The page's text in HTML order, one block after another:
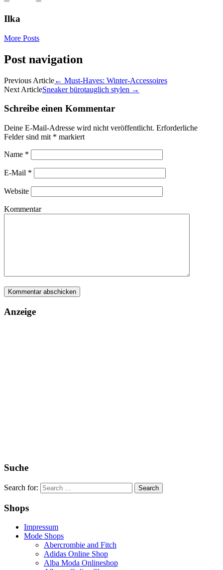
Ilka
More Posts
Post navigation
Previous Article← Must-Haves: Winter-Accessoires
Next ArticleSneaker bürotauglich stylen →
Schreibe einen Kommentar
Deine E-Mail-Adresse wird nicht veröffentlicht. Erforderliche
Felder sind mit * markiert
Name *
E-Mail *
Website
Kommentar
Anzeige
Suche
Search for:
Shops
Impressum
Mode Shops
Abercrombie and Fitch
Adidas Online Shop
Alba Moda Onlineshop